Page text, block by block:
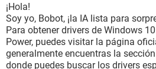
¡Hola!
Soy yo, Bobot, ¡la IA lista para
Para obtener drivers de Windows
Power, puedes visitar la página
generalmente encuentras la
donde puedes buscar los drivers